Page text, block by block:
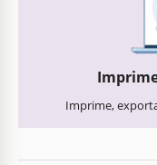
Imprime,